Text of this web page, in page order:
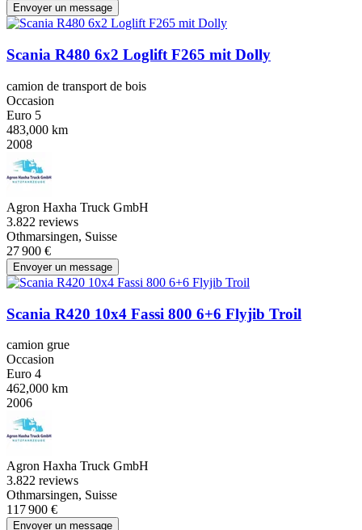
Envoyer un message
Scania R480 6x2 Loglift F265 mit Dolly
camion de transport de bois
Occasion
Euro 5
483,000 km
2008
Agron Haxha Truck GmbH
3.822 reviews
Othmarsingen, Suisse
27 900 €
Envoyer un message
Scania R420 10x4 Fassi 800 6+6 Flyjib Troil
camion grue
Occasion
Euro 4
462,000 km
2006
Agron Haxha Truck GmbH
3.822 reviews
Othmarsingen, Suisse
117 900 €
Envoyer un message